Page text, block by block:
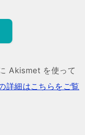
Akismet を使って
詳細はこちらをご覧